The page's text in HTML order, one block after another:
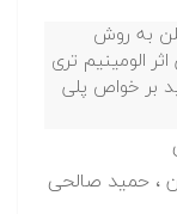
به روش
الومینیم تری
بر خواص پلی
، حمید صالحی